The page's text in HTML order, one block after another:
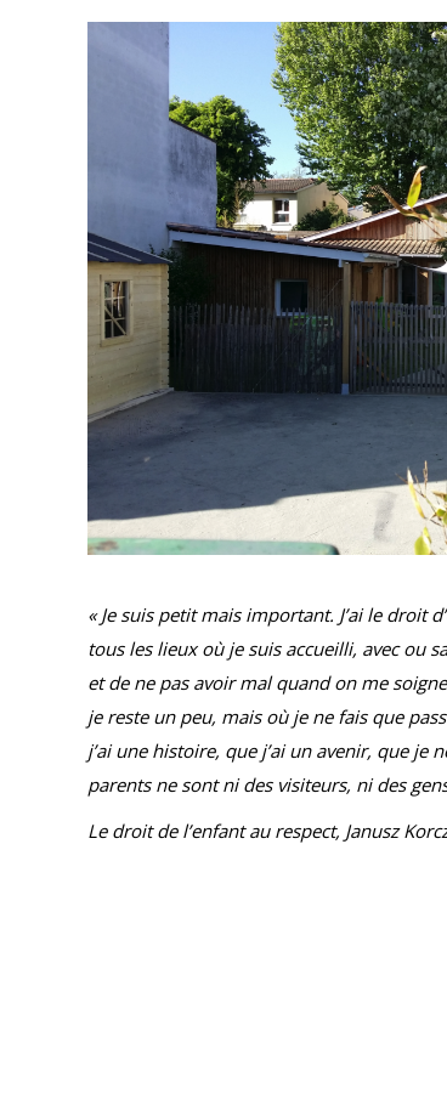
« Je suis petit mais important. J’ai le droit
tous les lieux où je suis accueilli, avec ou
et de ne pas avoir mal quand on me
je reste un peu, mais où je ne fais que
j’ai une histoire, que j’ai un avenir, que je
parents ne sont ni des visiteurs, ni des
Le droit de l’enfant au respect, Janusz